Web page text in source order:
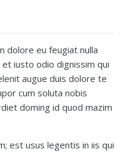
dolore eu feugiat nulla
iusto odio dignissim qui
augue duis dolore te
cum soluta nobis
doming id quod mazim
est usus legentis in iis qui